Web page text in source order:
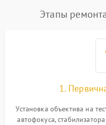
Этапы
1.
Установка объектива на
автофокуса,